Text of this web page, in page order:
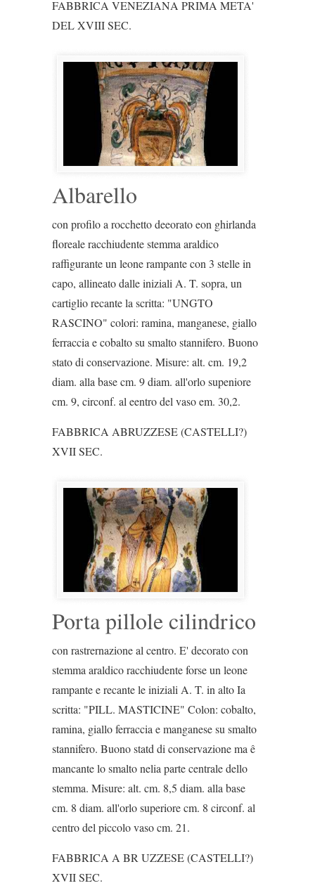
FABBRICA VENEZIANA PRIMA META'
DEL XVIII SEC.
Albarello
con profilo a rocchetto deeorato eon ghirlanda
floreale racchiudente stemma araldico
raffigurante un leone rampante con 3 stelle in
capo, allineato dalle iniziali A. T. sopra, un
cartiglio recante la scritta: "UNGTO
RASCINO" colori: ramina, manganese, giallo
ferraccia e cobalto su smalto stannifero. Buono
stato di conservazione. Misure: alt. cm. 19,2
diam. alla base cm. 9 diam. all'orlo supeniore
cm. 9, circonf. al eentro del vaso em. 30,2.
FABBRICA ABRUZZESE (CASTELLI?)
XVII SEC.
Porta pillole cilindrico
con rastrernazione al centro. E' decorato con
stemma araldico racchiudente forse un leone
rampante e recante le iniziali A. T. in alto Ia
scritta: "PILL. MASTICINE" Colon: cobalto,
ramina, giallo ferraccia e manganese su smalto
stannifero. Buono statd di conservazione ma ê
mancante lo smalto nelia parte centrale dello
stemma. Misure: alt. cm. 8,5 diam. alla base
cm. 8 diam. all'orlo superiore cm. 8 circonf. al
centro del piccolo vaso cm. 21.
FABBRICA A BR UZZESE (CASTELLI?)
XVII SEC.